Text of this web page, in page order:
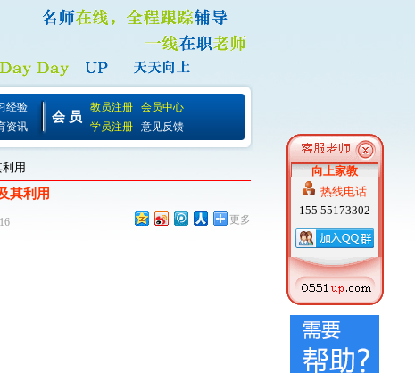
经验
资讯
会 员
教员注册
会员中心
学员注册
意见反馈
用
其利用
更多
向上家教
热线电话
155 55173302